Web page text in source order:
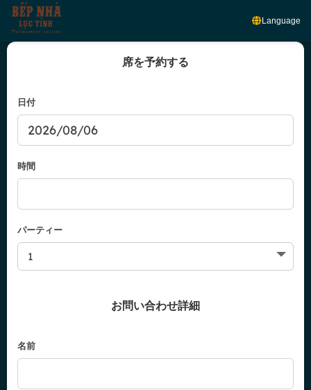
Language
席を予約する
日付
時間
パーティー
お問い合わせ詳細
名前